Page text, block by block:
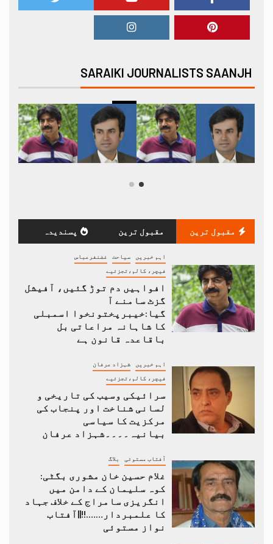
SARAIKI JOURNALISTS SAANJH
مقبول ترین مقبول ترین پسندیدہ
اہم خبریں سیاحت غضنفرعباس
فیچر، کالم،تجزئیے
افواہیں دم توڑ گئیں، آفیشل
گزٹ سامنے آ
گیا:خیبرپختونخوا اسمبلی
کا شاہانہ مراعاتی بل
باقاعدہ قانون ہے
اہم خبریں شہزاد عرفان
فیچر، کالم،تجزئیے
سرائیکی وسیب کی تاریخی و
لسانی شناخت اور پنجاب کی
مرکزیت کا سیاسی
بیانیہ۔۔۔۔شہزاد عرفان
آفتاب مستوئی بلاگ
غلام حسین خان مشوری بگٹی:
کوہ سلیمان کے دامن میں
انگریزی سامراج کے خلاف جہاد
کا علمبردار…….!!||آفتاب
نواز مستوئی